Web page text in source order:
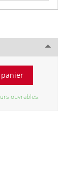
ouvrables.